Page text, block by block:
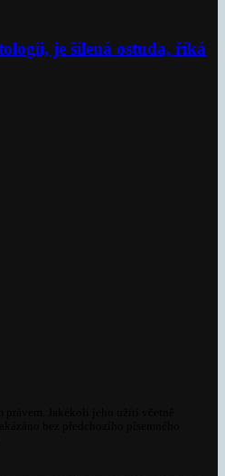
je šílená ostuda, říká